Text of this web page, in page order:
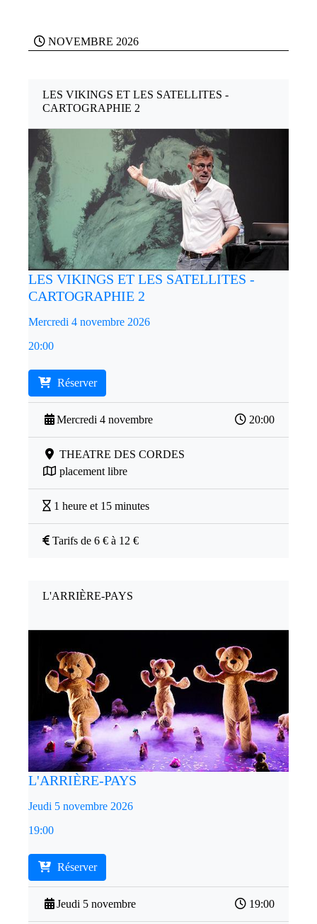
NOVEMBRE 2026
LES VIKINGS ET LES SATELLITES -
CARTOGRAPHIE 2
LES VIKINGS ET LES SATELLITES -
CARTOGRAPHIE 2
Mercredi 4 novembre 2026
20:00
Réserver
Mercredi 4 novembre 20:00
THEATRE DES CORDES
placement libre
1 heure et 15 minutes
Tarifs de 6 € à 12 €
L'ARRIÈRE-PAYS
L'ARRIÈRE-PAYS
Jeudi 5 novembre 2026
19:00
Réserver
Jeudi 5 novembre 19:00